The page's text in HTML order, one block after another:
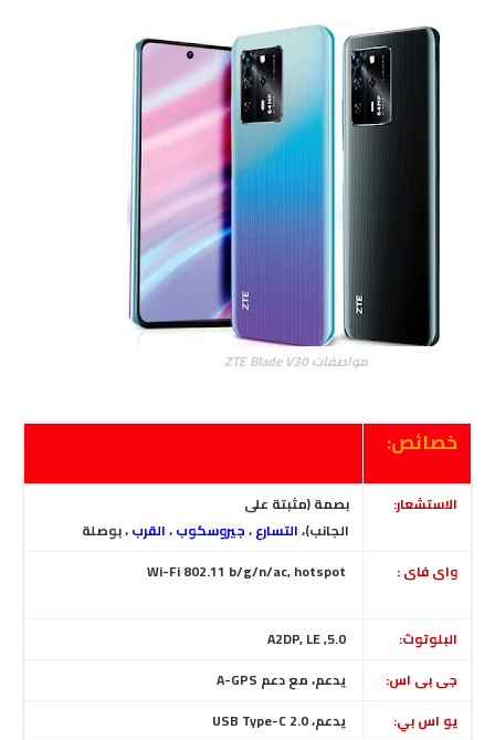
مواصفات ZTE Blade V30
خصائص:
الاستشعار:
بصمة (مثبتة على
الجانب)،التسارع،جيروسكوب،القرب، بوصلة
واى فاى :
البلوتوث:
5.0, A2DP, LE
جى بى اس:
يدعم، مع دعم A-GPS
يو اس بي:
يدعم، USB Type-C 2.0